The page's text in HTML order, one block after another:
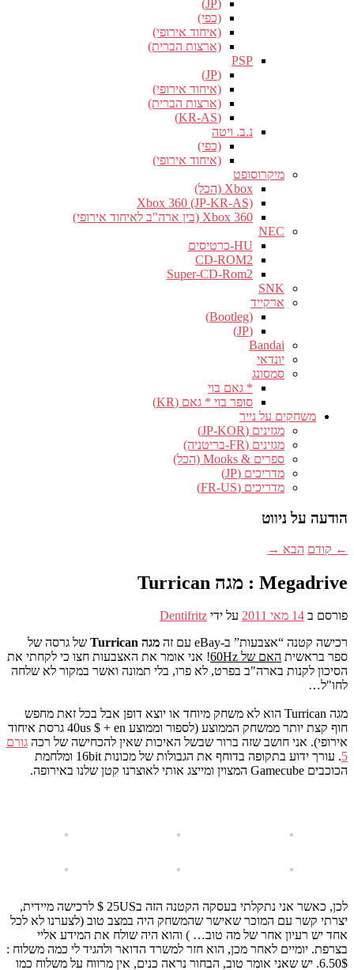
(JP)
(כפי)
(איחוד אירופי)
(ארצות הברית)
PSP
(JP)
(איחוד אירופי)
(ארצות הברית)
(KR-AS)
נ.ב. ויטה
(כפי)
(איחוד אירופי)
מיקרוסופט
Xbox (הכל)
Xbox 360 (JP-KR-AS)
Xbox 360 (בין ארה"ב לאיחוד אירופי)
NEC
HU-כרטיסים
CD-ROM2
Super-CD-Rom2
SNK
ארקייד
(Bootleg)
(JP)
Bandai
יונדאי
סמסונג
* גאם בוי
סופר בוי * גאם (KR)
משחקים על נייר
מגזינים (JP-KOR)
מגזינים (FR-בריטניה)
ספרים & Mooks (הכל)
מדריכים (JP)
מדריכים (FR-US)
הודעה על ניווט
← קודם הבא →
Megadrive : מגה Turrican
פורסם ב 14 מאי 2011 על ידי Dentifritz
רכישה קטנה “אצבעות” ב-eBay עם זה
מגה Turrican
של גרסה של
ספר בראשית האם של 60Hz
! אני אומר את האצבעות חצו כי לקחתי את
הסיכון לקנות בארה"ב בפרט, לא פרו, בלי תמונה ואשר במקור לא שלחה
לחו"ל…
מגה Turrican הוא לא משחק מיוחד או יוצא דופן אבל בכל זאת מחפש
חוף קצת יותר ממשחק הממוצע (לספור וממוצע 40us $ + en גרסת איחוד
אירופי). אני חושב שזה ברור שבשל האיכות שאין להכחישה של רכה גורם
5
. עורך ידוע בתקופה בדוחף את הגבולות של מכונות 16bit ומלחמת
הכוכבים Gamecube המצוין ומייצג אותי לאוצרנו קטן שלנו באירופה.
לכן, כאשר אני נתקלתי בעסקה הקטנה הזה ב25US $ לרכישה מיידית,
יצרתי קשר עם המוכר שאישר שהמשחק היה במצב טוב (לצערנו לא לכל
אחד יש רעיון אחר של מה טוב… ) והוא היה שולח את המידע אליי
בצרפת. יומיים לאחר מכן, הוא חזר למשרד הדואר ולהגיד לי כמה משלוח :
6.50$. יש שאני אומר טוב, הבחור נראה כנים, אין מרווח על משלוח כמו